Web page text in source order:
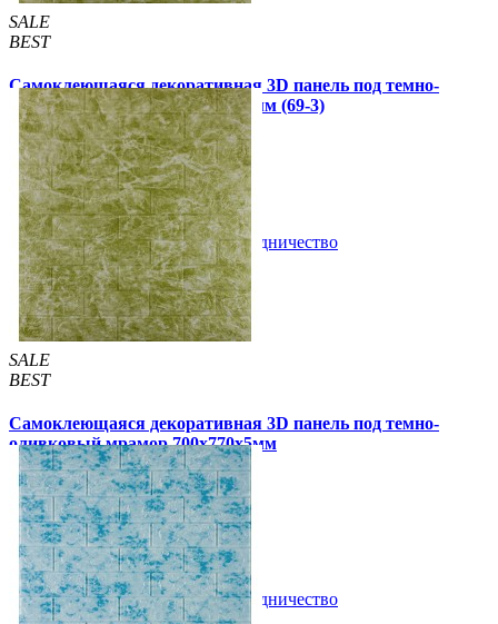
SALE
BEST
Самоклеющаяся декоративная 3D панель под темно-
оливковый мрамор 700x770x3мм (69-3)
79 грн /шт 130 грн/шт
Купить В закладки Сотрудничество
SALE
BEST
Самоклеющаяся декоративная 3D панель под темно-
оливковый мрамор 700x770x5мм
105 грн/шт 180 грн/шт
1 отзывов
Купить В закладки Сотрудничество